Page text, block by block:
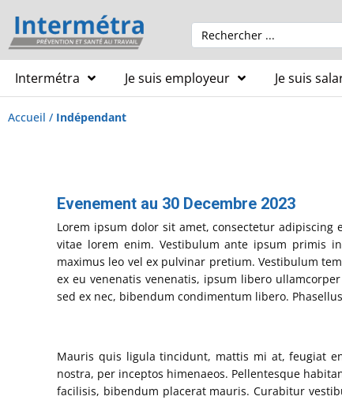
Intermétra Je suis employeur Je suis
Accueil / Indépendant
Evenement au 30 Decembre 2023
Lorem ipsum dolor sit amet, consectetur
vitae lorem enim. Vestibulum ante ipsum primis
maximus leo vel ex pulvinar pretium. Vestibulum
ex eu venenatis venenatis, ipsum libero
sed ex nec, bibendum condimentum libero.
Mauris quis ligula tincidunt, mattis mi at, feugiat
nostra, per inceptos himenaeos. Pellentesque
facilisis, bibendum placerat mauris. Curabitur